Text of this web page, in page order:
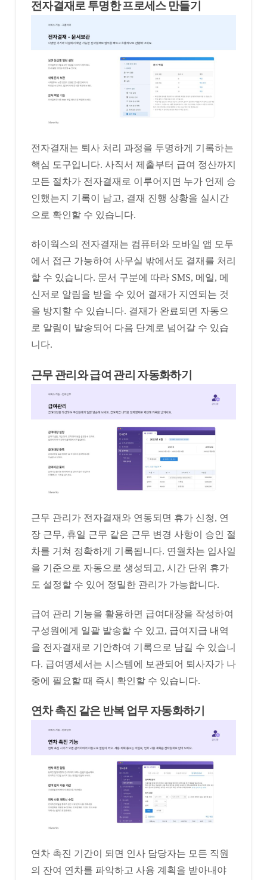
전자결재로 투명한 프로세스 만들기
전자결재는 퇴사 처리 과정을 투명하게 기록하는
핵심 도구입니다. 사직서 제출부터 급여 정산까지
모든 절차가 전자결재로 이루어지면 누가 언제 승
인했는지 기록이 남고, 결재 진행 상황을 실시간
으로 확인할 수 있습니다.
하이웍스의 전자결재는 컴퓨터와 모바일 앱 모두
에서 접근 가능하여 사무실 밖에서도 결재를 처리
할 수 있습니다. 문서 구분에 따라 SMS, 메일, 메
신저로 알림을 받을 수 있어 결재가 지연되는 것
을 방지할 수 있습니다. 결재가 완료되면 자동으
로 알림이 발송되어 다음 단계로 넘어갈 수 있습
니다.
근무 관리와 급여 관리 자동화하기
근무 관리가 전자결재와 연동되면 휴가 신청, 연
장 근무, 휴일 근무 같은 근무 변경 사항이 승인 절
차를 거쳐 정확하게 기록됩니다. 연월차는 입사일
을 기준으로 자동으로 생성되고, 시간 단위 휴가
도 설정할 수 있어 정밀한 관리가 가능합니다.
급여 관리 기능을 활용하면 급여대장을 작성하여
구성원에게 일괄 발송할 수 있고, 급여지급 내역
을 전자결재로 기안하여 기록으로 남길 수 있습니
다. 급여명세서는 시스템에 보관되어 퇴사자가 나
중에 필요할 때 즉시 확인할 수 있습니다.
연차 촉진 같은 반복 업무 자동화하기
연차 촉진 기간이 되면 인사 담당자는 모든 직원
의 잔여 연차를 파악하고 사용 계획을 받아내야